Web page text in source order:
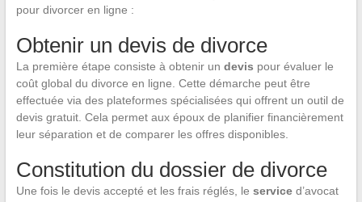
pour divorcer en ligne :
Obtenir un devis de divorce
La première étape consiste à obtenir un devis pour évaluer le
coût global du divorce en ligne. Cette démarche peut être
effectuée via des plateformes spécialisées qui offrent un outil de
devis gratuit. Cela permet aux époux de planifier financièrement
leur séparation et de comparer les offres disponibles.
Constitution du dossier de divorce
Une fois le devis accepté et les frais réglés, le serviced’avocat